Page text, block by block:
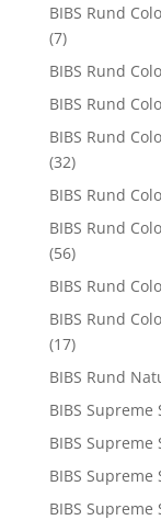
BIBS Rund
(7)
BIBS Rund
BIBS Rund
BIBS Rund
(32)
BIBS Rund
BIBS Rund
(56)
BIBS Rund
BIBS Rund
(17)
BIBS Rund
BIBS Supreme
BIBS
BIBS Supreme
BIBS Supreme